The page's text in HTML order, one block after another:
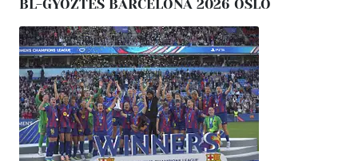
BL-GYŐZTES BARCELONA 2026 OSLO